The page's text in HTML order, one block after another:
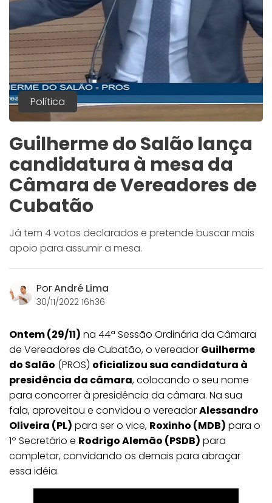
Política
Guilherme do Salão lança
candidatura à mesa da
Câmara de Vereadores de
Cubatão
Já tem 4 votos declarados e pretende buscar mais
apoio para assumir a mesa.
PorAndré Lima
30/11/2022 16h36
Ontem (29/11) na 44ª Sessão Ordinária da Câmara
de Vereadores de Cubatão, o vereador Guilherme
do Salão (PROS) oficializou sua candidatura à
presidência da câmara, colocando o seu nome
para concorrer à presidência da câmara. Na sua
fala, aproveitou e convidou o vereadorAlessandro
Oliveira (PL) para ser o vice, Roxinho (MDB) para o
1º Secretário e Rodrigo Alemão (PSDB) para
completar, convidando os demais para abraçar
essa idéia.